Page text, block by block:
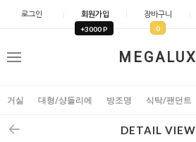
로그인 회원가입
+3000 P
장바구니
0
MEGALUX
메
거실 대형/샹들리에 방조명 식탁/팬던트
DETAIL VIEW